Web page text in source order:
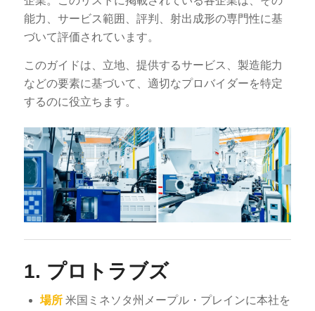
能力、サービス範囲、評判、射出成形の専門性に基
づいて評価されています。
このガイドは、立地、提供するサービス、製造能力
などの要素に基づいて、適切なプロバイダーを特定
するのに役立ちます。
1. プロトラブズ
場所米国ミネソタ州メープル・プレインに本社を